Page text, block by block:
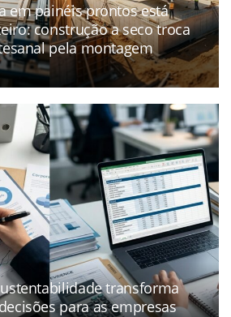
em painéis prontos está
construção a seco troca
pela montagem
transforma
para as empresas